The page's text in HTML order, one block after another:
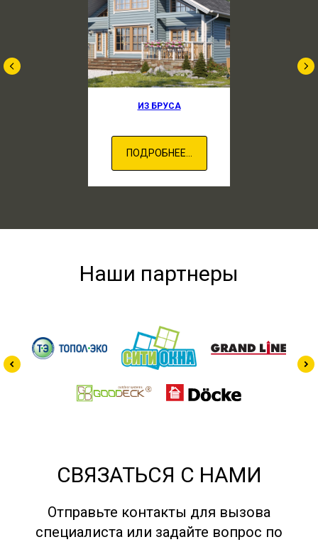
ИЗ БРУСА
ПОДРОБНЕЕ...
Наши партнеры
СВЯЗАТЬСЯ С НАМИ
Отправьте контакты для вызова
специалиста или задайте вопрос по